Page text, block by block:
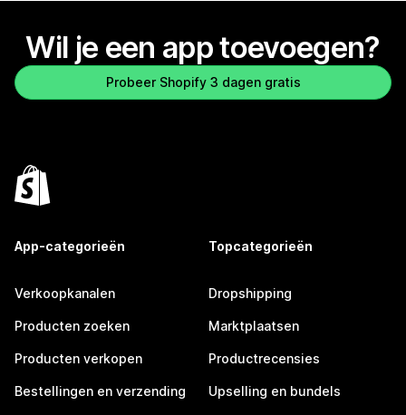
Wil je een app toevoegen?
Probeer Shopify 3 dagen gratis
App-categorieën
Verkoopkanalen
Producten zoeken
Producten verkopen
Bestellingen en verzending
Topcategorieën
Dropshipping
Marktplaatsen
Productrecensies
Upselling en bundels